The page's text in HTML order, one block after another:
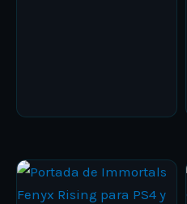
Price
range:
ARS
This
product